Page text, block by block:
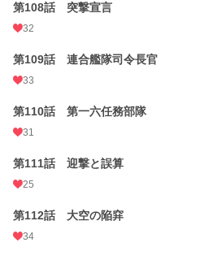
第108話 突撃宣言
32
第109話 連合艦隊司令長官
33
第110話 第一六任務部隊
31
第111話 迎撃と誤算
25
第112話 大空の陥穽
34